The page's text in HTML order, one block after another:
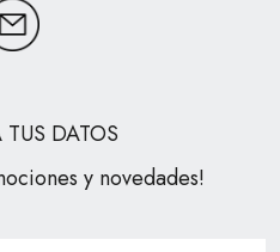
TUS DATOS
y novedades!